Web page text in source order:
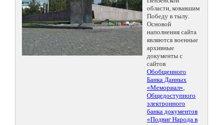
области, ковавшим
Победу в тылу.
Основой
наполнения сайта
являются военные
архивные
документы с
сайтов
Обобщенного
Банка Данных
«Мемориал»,
Общедоступного
электронного
банка документов
«Подвиг Народа в